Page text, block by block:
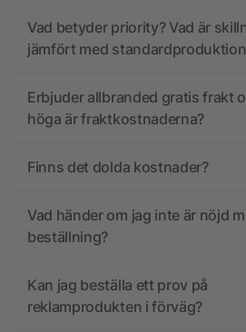
Vad betyder priority? Vad är
jämfört med
Erbjuder allbranded gratis frakt
höga är fraktkostnaderna?
Finns det dolda kostnader?
Vad händer om jag inte är nöjd
beställning?
Kan jag beställa ett prov på
reklamprodukten i förväg?